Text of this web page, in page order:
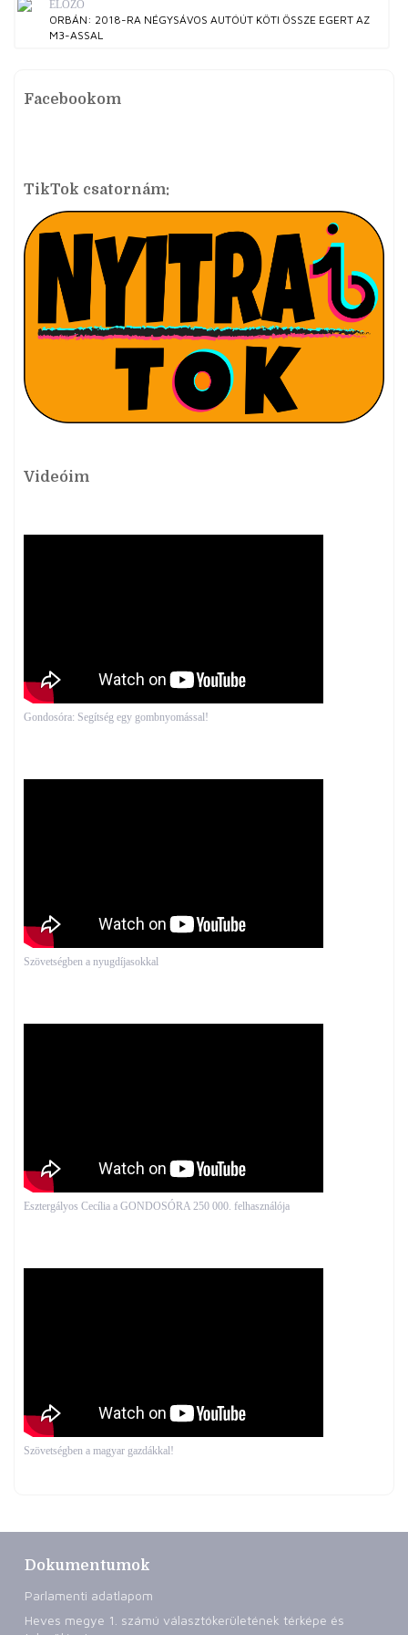
ELŐZŐ
ORBÁN: 2018-RA NÉGYSÁVOS AUTÓÚT KÖTI ÖSSZE EGERT AZ
M3-ASSAL
Facebookom
TikTok csatornám:
Videóim
Gondosóra: Segítség egy gombnyomással!
Szövetségben a nyugdíjasokkal
Esztergályos Cecília a GONDOSÓRA 250 000. felhasználója
Szövetségben a magyar gazdákkal!
Dokumentumok
Parlamenti adatlapom
Heves megye 1. számú választókerületének térképe és